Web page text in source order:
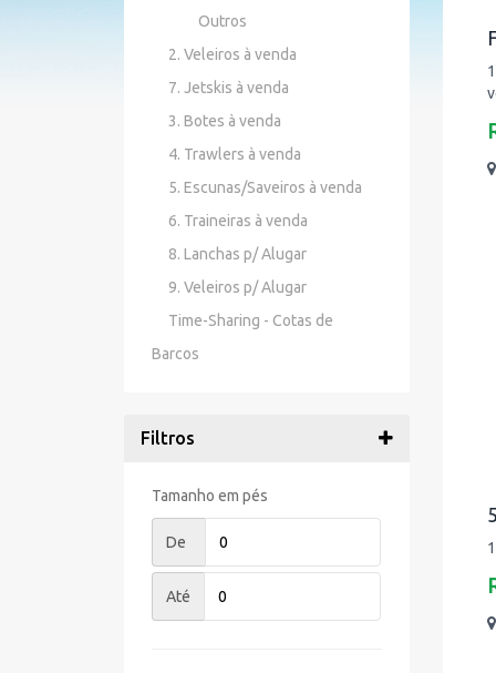
Outros
2. Veleiros à venda
7. Jetskis à venda
3. Botes à venda
4. Trawlers à venda
5. Escunas/Saveiros à venda
6. Traineiras à venda
8. Lanchas p/ Alugar
9. Veleiros p/ Alugar
Time-Sharing - Cotas de
Barcos
Filtros
Tamanho em pés
De
Até